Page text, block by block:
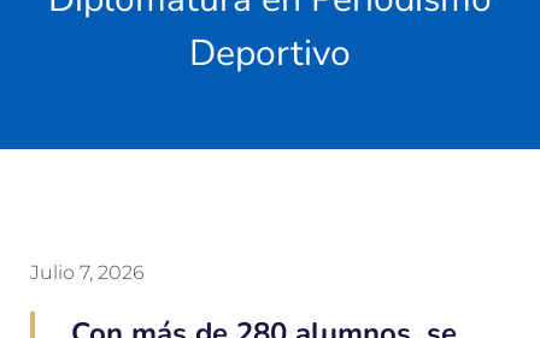
Deportivo
Julio 7, 2026